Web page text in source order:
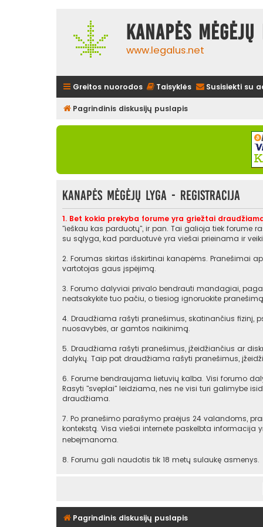
Kanapės
www.legalus.net
Greitos nuorodos Taisyklės Susisiekti su
Pagrindinis diskusijų puslapis
Kanapės mėgėjų lyga - Registracija
1. Bet kokia prekyba forume yra griežtai
"ieškau kas parduotų", ir pan. Tai galioja tiek forume
su sąlyga, kad parduotuvė yra viešai prieinama ir
2. Forumas skirtas išskirtinai kanapėms. Pranešimai
vartotojas gaus įspėjimą.
3. Forumo dalyviai privalo bendrauti mandagiai,
neatsakykite tuo pačiu, o tiesiog ignoruokite
4. Draudžiama rašyti pranešimus, skatinančius fizinį,
nuosavybės, ar gamtos naikinimą.
5. Draudžiama rašyti pranešimus, įžeidžiančius ar
dalykų. Taip pat draudžiama rašyti pranešimus,
6. Forume bendraujama lietuvių kalba. Visi forumo
Rasyti "sveplai" leidziama, nes ne visi turi galimybe
draudžiama.
7. Po pranešimo parašymo praėjus 24 valandoms,
kontekstą. Visa viešai internete paskelbta informacija
nebeįmanoma.
8. Forumu gali naudotis tik 18 metų sulaukę asmenys.
Pagrindinis diskusijų puslapis